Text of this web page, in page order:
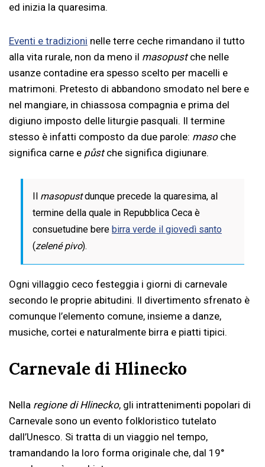
ed inizia la quaresima.
Eventi e tradizioni nelle terre ceche rimandano il tutto
alla vita rurale, non da meno il masopustche nelle
usanze contadine era spesso scelto per macelli e
matrimoni. Pretesto di abbandono smodato nel bere e
nel mangiare, in chiassosa compagnia e prima del
digiuno imposto delle liturgie pasquali. Il termine
stesso è infatti composto da due parole: masoche
significa carne e půstche significa digiunare.
Il masopustdunque precede la quaresima, al
termine della quale in Repubblica Ceca è
consuetudine bere birra verde il giovedì santo
(zelené pivo).
Ogni villaggio ceco festeggia i giorni di carnevale
secondo le proprie abitudini. Il divertimento sfrenato è
comunque l’elemento comune, insieme a danze,
musiche, cortei e naturalmente birra e piatti tipici.
Carnevale di Hlinecko
Nella regione di Hlinecko, gli intrattenimenti popolari di
Carnevale sono un evento folkloristico tutelato
dall’Unesco. Si tratta di un viaggio nel tempo,
tramandando la loro forma originale che, dal 19°